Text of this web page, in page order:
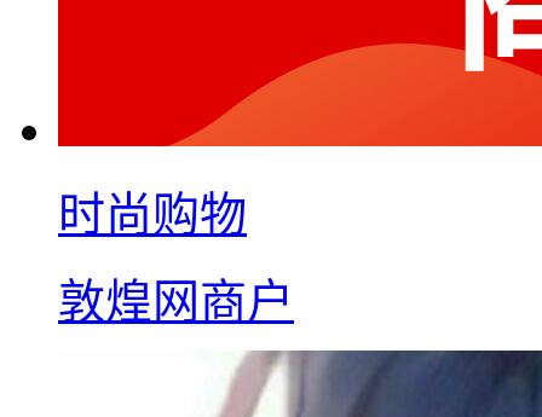
时尚购物
敦煌网商户